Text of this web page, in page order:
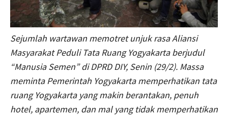
Sejumlah wartawan memotret unjuk rasa Aliansi
Masyarakat Peduli Tata Ruang Yogyakarta berjudul
“Manusia Semen” di DPRD DIY, Senin (29/2). Massa
meminta Pemerintah Yogyakarta memperhatikan tata
ruang Yogyakarta yang makin berantakan, penuh
hotel, apartemen, dan mal yang tidak memperhatikan